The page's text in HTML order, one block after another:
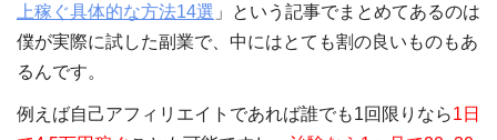
上稼ぐ具体的な方法14選 」という記事でまとめてあるのは
僕が実際に試した副業で、中にはとても割の良いものもあ
るんです。
例えば自己アフィリエイトであれば誰でも1回限りなら1日